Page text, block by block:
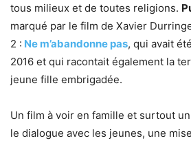
tous milieux et de toutes religions.
marqué par le film de Xavier
2 : Ne m’abandonne pas, qui avait
2016 et qui racontait également la
jeune fille embrigadée.
Un film à voir en famille et surtout
le dialogue avec les jeunes, une